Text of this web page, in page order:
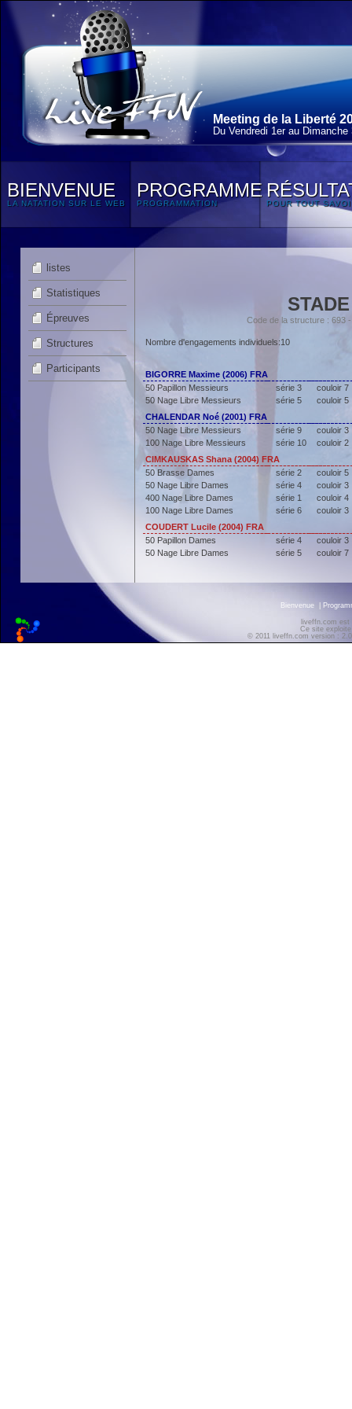
Meeting de la Liberté
Du Vendredi 1erau Dimanche
BIENVENUE
LA NATATION SUR LE WEB
PROGRAMME
PROGRAMMATION POUR TOUT
listes
Statistiques
Épreuves
Structures
Participants
Code de la structure : 693
Nombre d'engagements individuels:10
BIGORRE Maxime (2006) FRA
50 Papillon Messieurs
série 3
couloir 7
50 Nage Libre Messieurs
série 5
couloir 5
CHALENDAR Noé (2001) FRA
50 Nage Libre Messieurs
série 9
couloir 3
100 Nage Libre Messieurs
série 10
couloir 2
CIMKAUSKAS Shana (2004) FRA
50 Brasse Dames
série 2
couloir 5
50 Nage Libre Dames
série 4
couloir 3
400 Nage Libre Dames
série 1
couloir 4
100 Nage Libre Dames
série 6
couloir 3
COUDERT Lucile (2004) FRA
50 Papillon Dames
série 4
couloir 3
50 Nage Libre Dames
série 5 couloir 7
Bienvenue
liveffn.com est
Ce site
© 2011 liveffn.com version :